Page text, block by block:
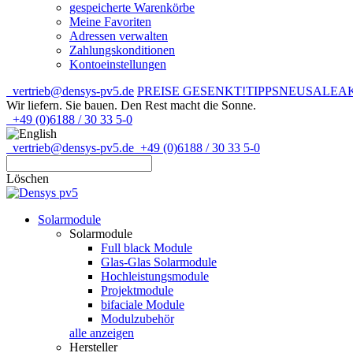
gespeicherte Warenkörbe
Meine Favoriten
Adressen verwalten
Zahlungskonditionen
Kontoeinstellungen
vertrieb@densys-pv5.de PREISE GESENKT!TIPPSNEUSALE
Wir liefern. Sie bauen. Den Rest macht die Sonne.
+49 (0)6188 / 30 33 5-0
vertrieb@densys-pv5.de +49 (0)6188 / 30 33 5-0
Löschen
Solarmodule
Solarmodule
Full black Module
Glas-Glas Solarmodule
Hochleistungsmodule
Projektmodule
bifaciale Module
Modulzubehör
alle anzeigen
Hersteller